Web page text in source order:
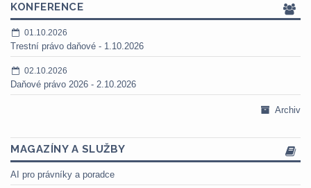
KONFERENCE
01.10.2026
Trestní právo daňové - 1.10.2026
02.10.2026
Daňové právo 2026 - 2.10.2026
Archiv
MAGAZÍNY A SLUŽBY
AI pro právníky a poradce